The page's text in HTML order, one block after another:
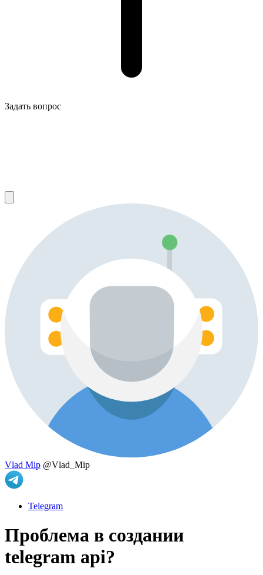
Задать вопрос
Vlad Mip @Vlad_Mip
Telegram
Проблема в создании
telegram api?